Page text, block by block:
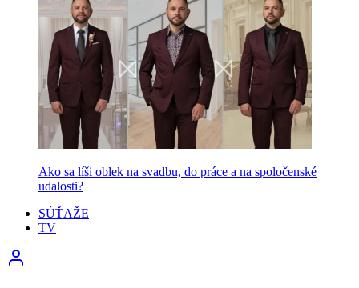
Ako sa líši oblek na svadbu, do práce a na spoločenské
udalosti?
SÚŤAŽE
TV